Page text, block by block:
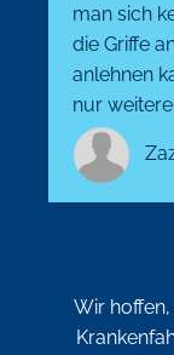
man sich
die Griffe
anlehnen
nur
Wir